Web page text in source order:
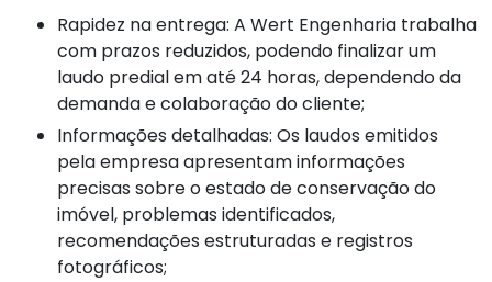
Rapidez na entrega: A Wert Engenharia trabalha
com prazos reduzidos, podendo finalizar um
laudo predial em até 24 horas, dependendo da
demanda e colaboração do cliente;
Informações detalhadas: Os laudos emitidos
pela empresa apresentam informações
precisas sobre o estado de conservação do
imóvel, problemas identificados,
recomendações estruturadas e registros
fotográficos;